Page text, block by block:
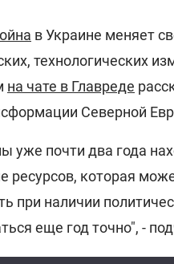
в Украине меняет
технологических
на чате в Главреде
Северной
уже почти два года
ресурсов, которая
при наличии
еще год точно", -